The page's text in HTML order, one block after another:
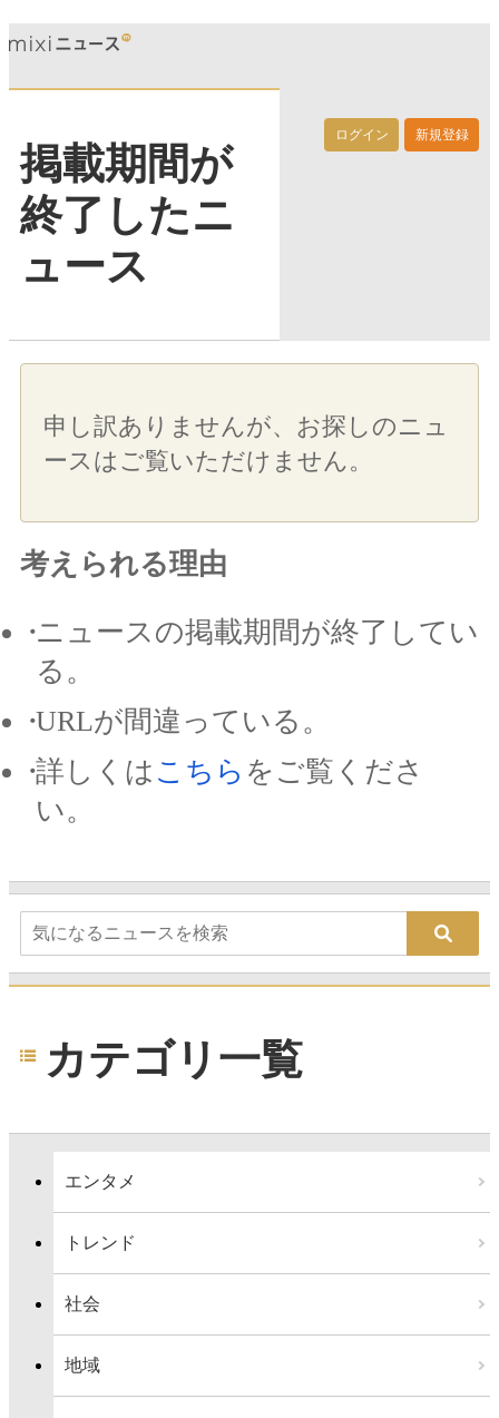
ログイン 新規登録
掲載期間が
終了したニ
ュース
申し訳ありませんが、お探しのニュ
ースはご覧いただけません。
考えられる理由
ニュースの掲載期間が終了してい
る。
URLが間違っている。
詳しくは こちら をご覧くださ
い。
カテゴリ一覧
エンタメ
トレンド
社会
地域